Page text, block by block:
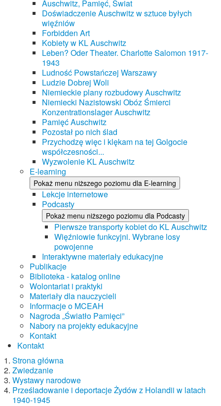
Auschwitz, Pamięć, Świat
Doświadczenie Auschwitz w sztuce byłych
więźniów
Forbidden Art
Kobiety w KL Auschwitz
Leben? Oder Theater. Charlotte Salomon 1917-
1943
Ludność Powstańczej Warszawy
Ludzie Dobrej Woli
Niemieckie plany rozbudowy Auschwitz
Niemiecki Nazistowski Obóz Śmierci
Konzentrationslager Auschwitz
Pamięć Auschwitz
Pozostał po nich ślad
Przychodzę więc i klękam na tej Golgocie
współczesności...
Wyzwolenie KL Auschwitz
E-learning
Pokaż menu niższego poziomu dla E-learning
Lekcje internetowe
Podcasty
Pokaż menu niższego poziomu dla Podcasty
Pierwsze transporty kobiet do KL Auschwitz
Więźniowie funkcyjni. Wybrane losy
powojenne
Interaktywne materiały edukacyjne
Publikacje
Biblioteka - katalog online
Wolontariat i praktyki
Materiały dla nauczycieli
Informacje o MCEAH
Nagroda „Światło Pamięci”
Nabory na projekty edukacyjne
Kontakt
Kontakt
Strona główna
Zwiedzanie
Wystawy narodowe
Prześladowanie i deportacje Żydów z Holandii w latach
1940-1945